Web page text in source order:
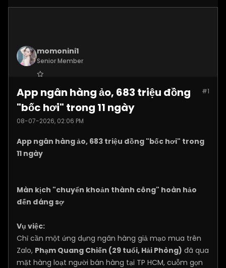
momonini1
Senior Member
Posts:5395 #1
App ngân hàng ảo, 683 triệu đồng
"bốc hơi" trong 11 ngày
08-07-2026, 02:06 PM
App ngân hàng ảo, 683 triệu đồng "bốc hơi" trong
11 ngày
Màn kịch "chuyển khoản thành công" hoàn hảo
đến đáng sợ
Vụ việc:
Chỉ cần một ứng dụng ngân hàng giả mạo mua trên
Zalo, Phạm Quang Chiến (29 tuổi, Hải Phòng) đã qua
mặt hàng loạt người bán hàng tại TP HCM, cuỗm gọn